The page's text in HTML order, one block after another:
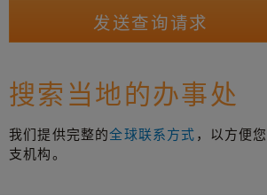
搜索当地的办事处
我们提供完整的全球联系方式 ，以方便
支机构。